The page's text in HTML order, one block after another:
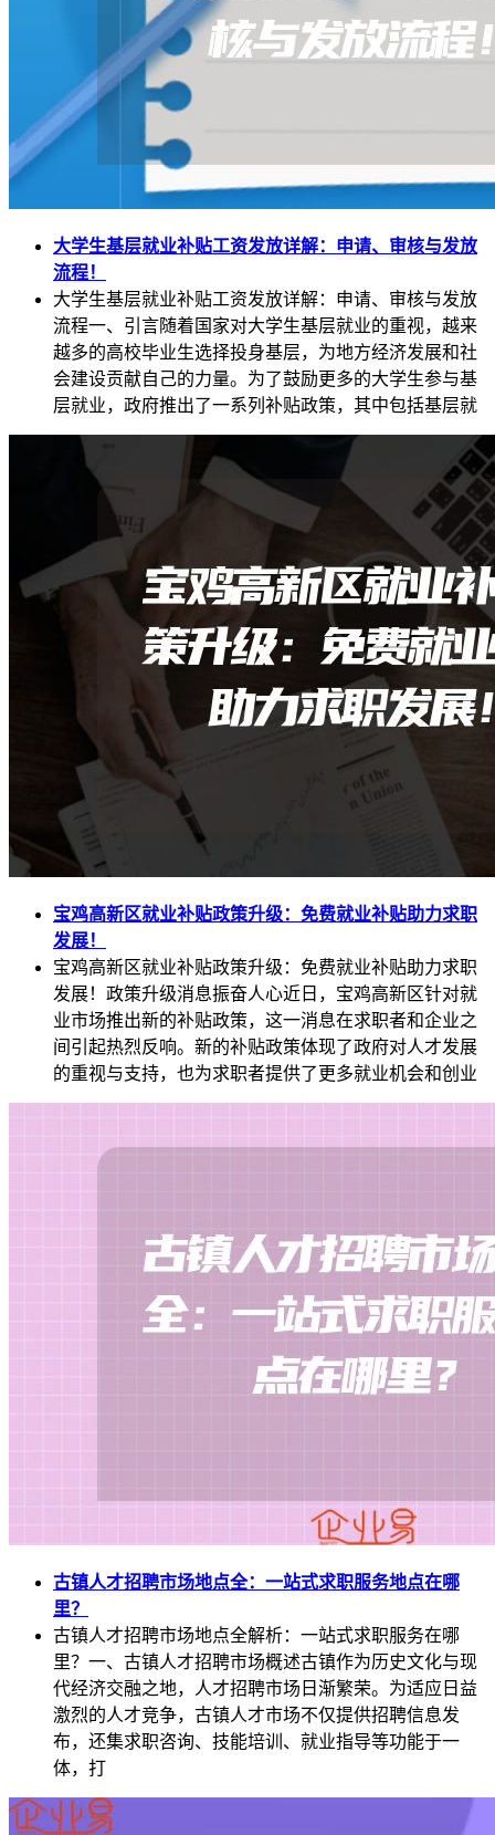
大学生基层就业补贴工资发放详解：申请、审核与发放
流程！
大学生基层就业补贴工资发放详解：申请、审核与发放
流程一、引言随着国家对大学生基层就业的重视，越来
越多的高校毕业生选择投身基层，为地方经济发展和社
会建设贡献自己的力量。为了鼓励更多的大学生参与基
层就业，政府推出了一系列补贴政策，其中包括基层就
宝鸡高新区就业补贴政策升级：免费就业补贴助力求职
发展！
宝鸡高新区就业补贴政策升级：免费就业补贴助力求职
发展！政策升级消息振奋人心近日，宝鸡高新区针对就
业市场推出新的补贴政策，这一消息在求职者和企业之
间引起热烈反响。新的补贴政策体现了政府对人才发展
的重视与支持，也为求职者提供了更多就业机会和创业
古镇人才招聘市场地点全：一站式求职服务地点在哪
里？
古镇人才招聘市场地点全解析：一站式求职服务在哪
里？一、古镇人才招聘市场概述古镇作为历史文化与现
代经济交融之地，人才招聘市场日渐繁荣。为适应日益
激烈的人才竞争，古镇人才市场不仅提供招聘信息发
布，还集求职咨询、技能培训、就业指导等功能于一
体，打